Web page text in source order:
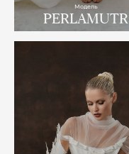
Модель
PERLAMUTR